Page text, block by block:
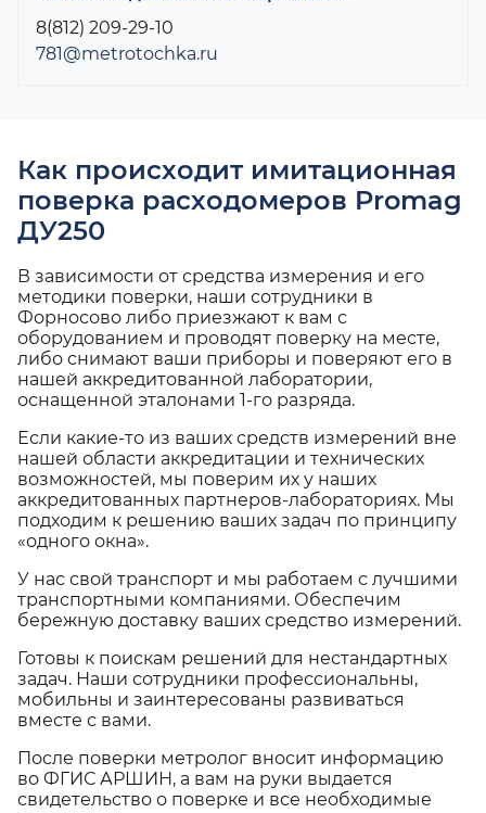
8(812) 209-29-10
781@metrotochka.ru
Как происходит имитационная
поверка расходомеров Promag
ДУ250
В зависимости от средства измерения и его
методики поверки, наши сотрудники в
Форносово либо приезжают к вам с
оборудованием и проводят поверку на месте,
либо снимают ваши приборы и поверяют его в
нашей аккредитованной лаборатории,
оснащенной эталонами 1-го разряда.
Если какие-то из ваших средств измерений вне
нашей области аккредитации и технических
возможностей, мы поверим их у наших
аккредитованных партнеров-лабораториях. Мы
подходим к решению ваших задач по принципу
«одного окна».
У нас свой транспорт и мы работаем с лучшими
транспортными компаниями. Обеспечим
бережную доставку ваших средство измерений.
Готовы к поискам решений для нестандартных
задач. Наши сотрудники профессиональны,
мобильны и заинтересованы развиваться
вместе с вами.
После поверки метролог вносит информацию
во ФГИС АРШИН, а вам на руки выдается
свидетельство о поверке и все необходимые